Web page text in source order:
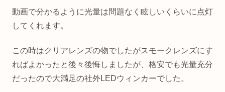
動画で分かるように光量は問題なく眩しいくらいに点灯
してくれます。
この時はクリアレンズの物でしたがスモークレンズにす
ればよかったと後々後悔しましたが、格安でも光量充分
だったので大満足の社外LEDウィンカーでした。